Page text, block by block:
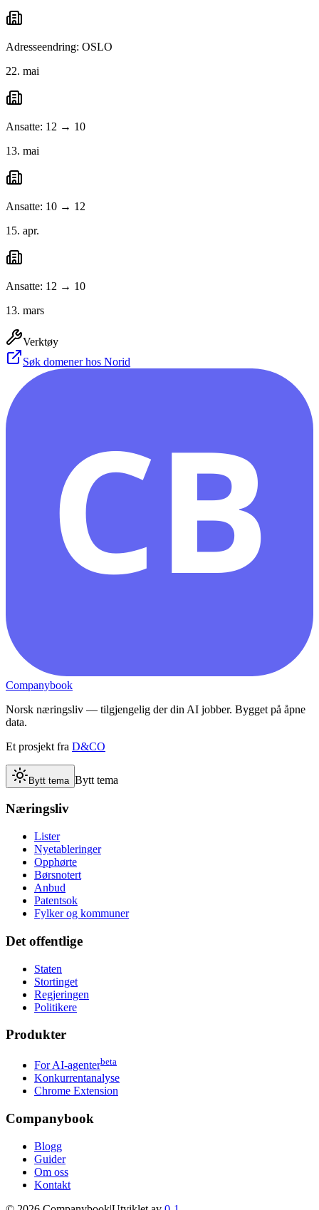
Adresseendring: OSLO
22. mai
Ansatte: 12 → 10
13. mai
Ansatte: 10 → 12
15. apr.
Ansatte: 12 → 10
13. mars
Verktøy
Søk domener hos Norid
CB
Companybook
Norsk næringsliv — tilgjengelig der din AI jobber. Bygget på åpne
data.
Et prosjekt fra D&CO
Bytt tema Bytt tema
Næringsliv
Lister
Nyetableringer
Opphørte
Børsnotert
Anbud
Patentsok
Fylker og kommuner
Det offentlige
Staten
Stortinget
Regjeringen
Politikere
Produkter
For AI-agenterbeta
Konkurrentanalyse
Chrome Extension
Companybook
Blogg
Guider
Om oss
Kontakt